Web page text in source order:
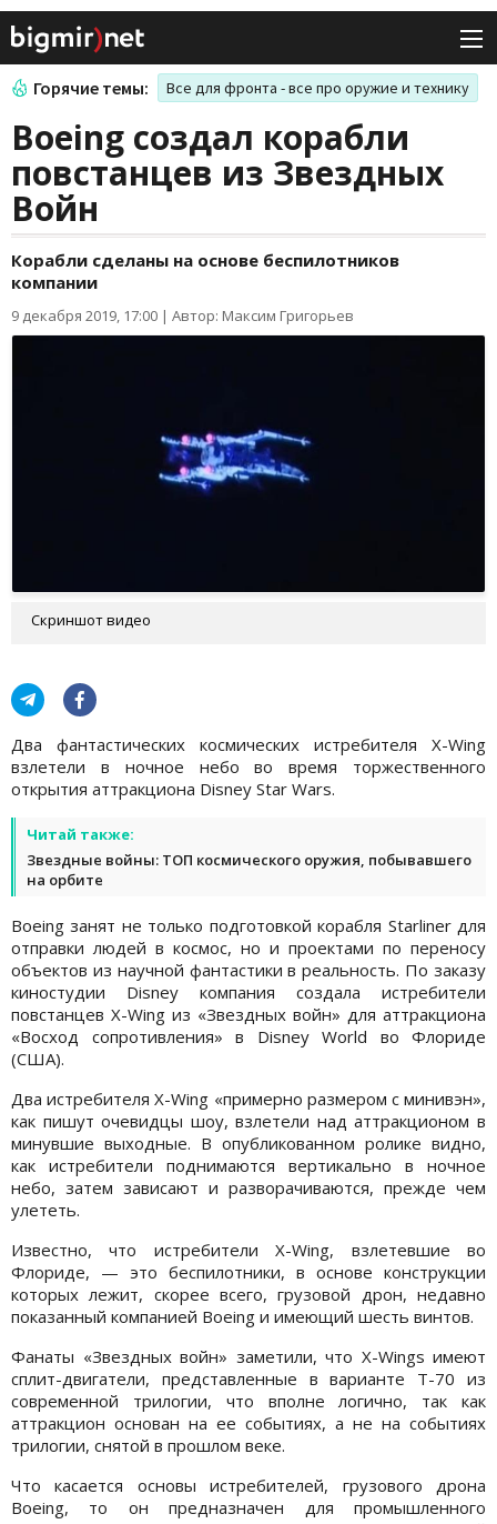
Горячие темы: Все для фронта - все про оружие и технику
Boeing создал корабли
повстанцев из Звездных
Войн
Корабли сделаны на основе беспилотников
компании
9 декабря 2019, 17:00 | Автор: Максим Григорьев
Скриншот видео
Два фантастических космических истребителя X-Wing
взлетели в ночное небо во время торжественного
открытия аттракциона Disney Star Wars.
Читай также:
Звездные войны: ТОП космического оружия, побывавшего
на орбите
Boeing занят не только подготовкой корабля Starliner для
отправки людей в космос, но и проектами по переносу
объектов из научной фантастики в реальность. По заказу
киностудии Disney компания создала истребители
повстанцев X-Wing из «Звездных войн» для аттракциона
«Восход сопротивления» в Disney World во Флориде
(США).
Два истребителя X-Wing «примерно размером с минивэн»,
как пишут очевидцы шоу, взлетели над аттракционом в
минувшие выходные. В опубликованном ролике видно,
как истребители поднимаются вертикально в ночное
небо, затем зависают и разворачиваются, прежде чем
улететь.
Известно, что истребители X-Wing, взлетевшие во
Флориде, — это беспилотники, в основе конструкции
которых лежит, скорее всего, грузовой дрон, недавно
показанный компанией Boeing и имеющий шесть винтов.
Фанаты «Звездных войн» заметили, что X-Wings имеют
сплит-двигатели, представленные в варианте Т-70 из
современной трилогии, что вполне логично, так как
аттракцион основан на ее событиях, а не на событиях
трилогии, снятой в прошлом веке.
Что касается основы истребителей, грузового дрона
Boeing, то он предназначен для промышленного